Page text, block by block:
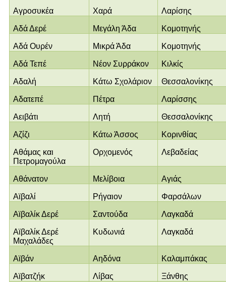
Αγροσυκέα Χαρά Λαρίσης
Αδά Δερέ Μεγάλη Άδα Κομοτηνής
Αδά Ουρέν Μικρά Άδα Κομοτηνής
Αδά Τεπέ Νέον Συρράκον Κιλκίς
Αδαλή Κάτω Σχολάριον Θεσσαλονίκης
Αδατεπέ Πέτρα Λαρίσσης
Αειβάτι Λητή Θεσσαλονίκης
Αζίζι Κάτω Άσσος Κορινθίας
Αθάμας και
Πετρομαγούλα
Ορχομενός Λεβαδείας
Αθάνατον Μελίβοια Αγιάς
Αϊβαλί Ρήγαιον Φαρσάλων
Αϊβαλίκ Δερέ Σαντούδα Λαγκαδά
Αϊβαλίκ Δερέ
Μαχαλάδες
Κυδωνιά Λαγκαδά
Αϊβάν Αηδόνα Καλαμπάκας
Αϊβατζήκ Λίβας Ξάνθης